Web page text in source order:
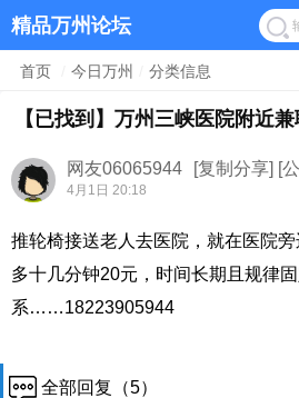
精品万州论坛
首页 今日万州 分类信息
【已找到】万州三峡医院附近
网友06065944
4月1日 20:18
[复制分享] [
推轮椅接送老人去医院，就在医院
多十几分钟20元，时间长期且规律
系……18223905944
全部回复（5）